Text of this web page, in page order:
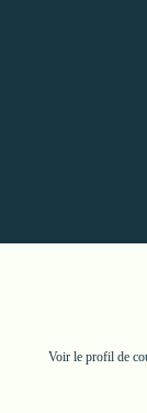
Voir le profil de